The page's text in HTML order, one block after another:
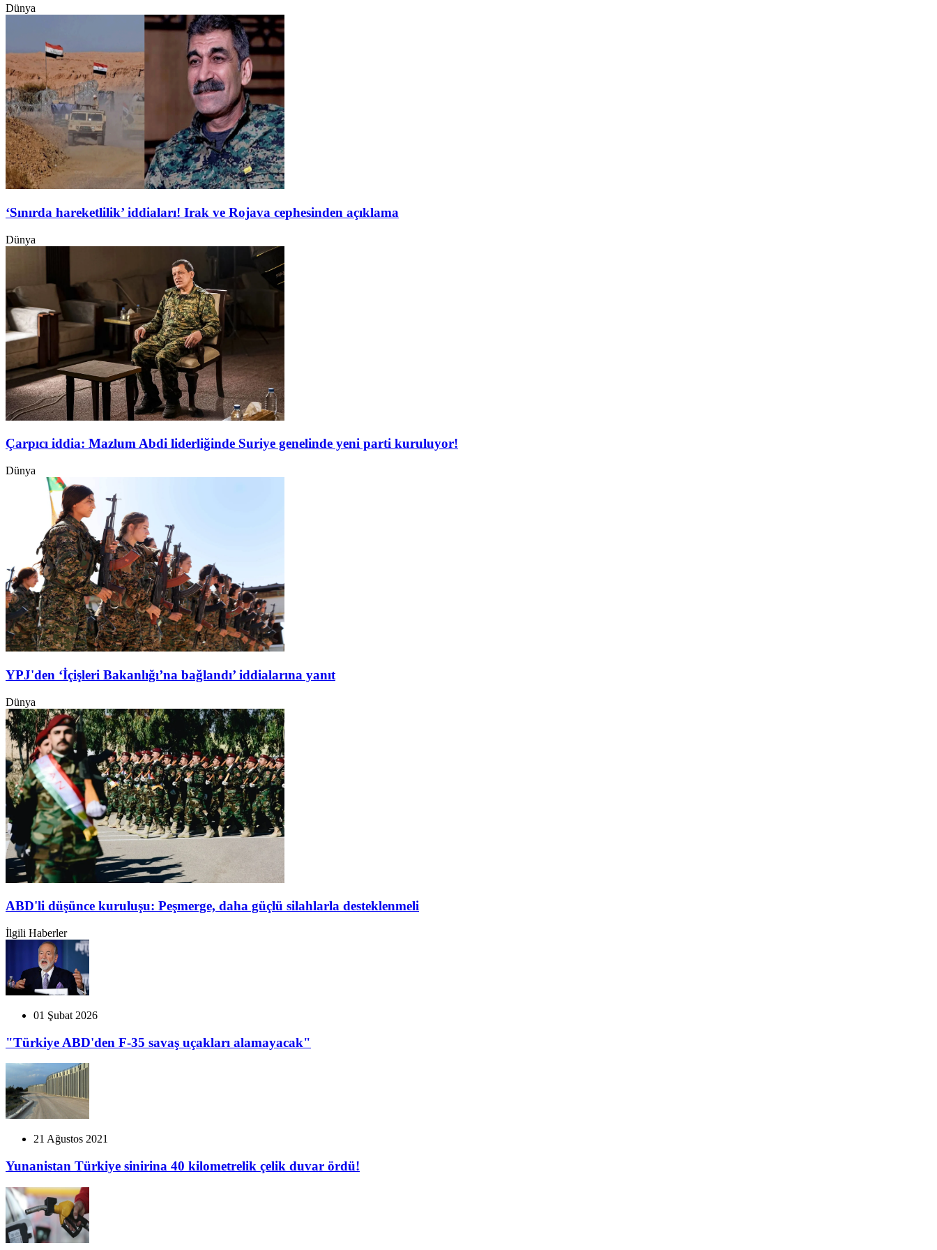
Dünya
‘Sınırda hareketlilik’ iddiaları! Irak ve Rojava cephesinden açıklama
Dünya
Çarpıcı iddia: Mazlum Abdi liderliğinde Suriye genelinde yeni parti kuruluyor!
Dünya
YPJ'den ‘İçişleri Bakanlığı’na bağlandı’ iddialarına yanıt
Dünya
ABD'li düşünce kuruluşu: Peşmerge, daha güçlü silahlarla desteklenmeli
İlgili Haberler
01 Şubat 2026
"Türkiye ABD'den F-35 savaş uçakları alamayacak"
21 Ağustos 2021
Yunanistan Türkiye sinirina 40 kilometrelik çelik duvar ördü!